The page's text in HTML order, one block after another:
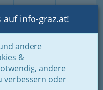
Login Toggle
auf info-graz.at!
andere
&
andere
verbessern oder